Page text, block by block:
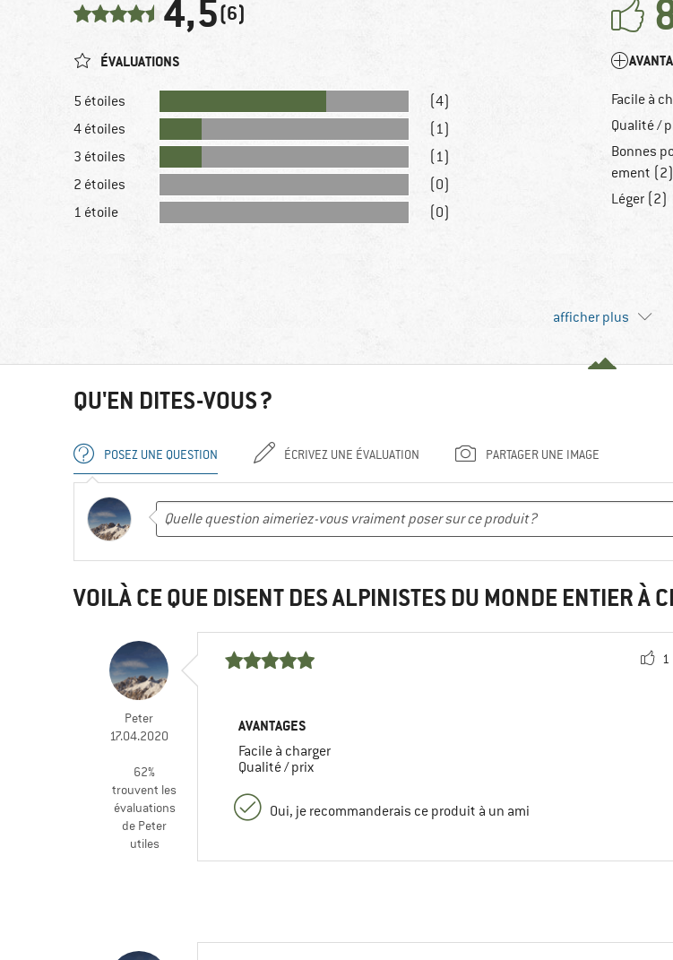
4,5(6)
ÉVALUATIONS
5 étoiles
(4)
4 étoiles
(1)
3 étoiles
(1)
2 étoiles
(0)
1 étoile
(0)
Facile à
Qualité /
Bonnes
ement (2)
Léger (2)
afficher plus
QU'EN DITES-VOUS ?
POSEZ UNE QUESTION ÉCRIVEZ UNE ÉVALUATION PARTAGER UNE IMAGE
VOILÀ CE QUE DISENT DES ALPINISTES DU MONDE ENTIER À
Peter
17.04.2020
62%
trouvent les
évaluations
de Peter
utiles
1
AVANTAGES
Facile à charger
Qualité / prix
Oui, je recommanderais ce produit à un ami